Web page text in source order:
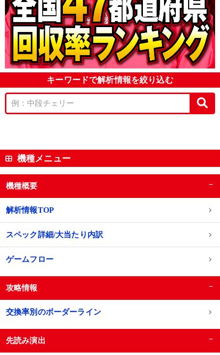
キーワードで解析情報を絞り込む
機種メニュー
機種概要 −
解析情報TOP
スペック詳細/大当たり内訳
ゲームフロー
攻略情報 −
交換率別のボーダーライン
先読み演出 −